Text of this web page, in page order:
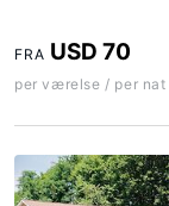
FRA USD 70
per værelse / per nat